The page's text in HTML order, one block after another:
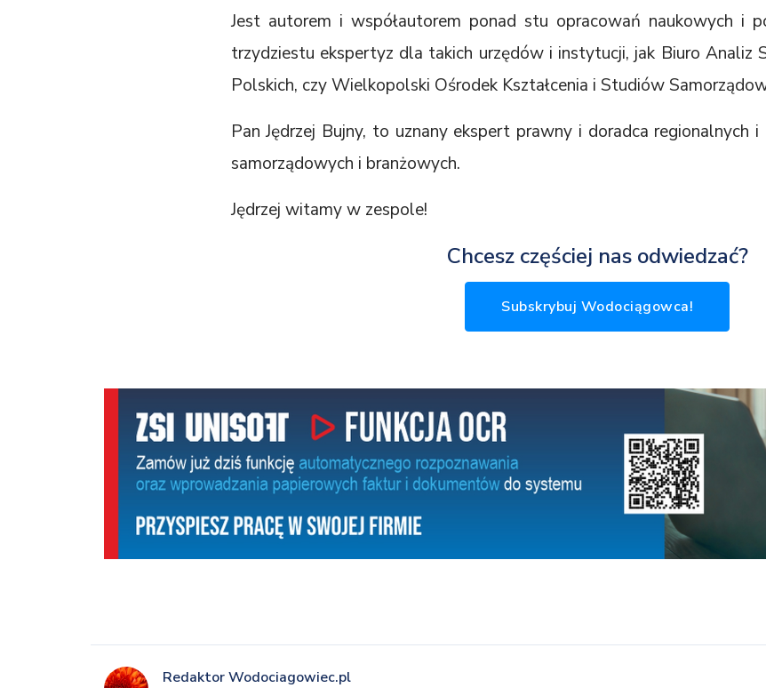
Jest autorem i współautorem ponad stu opracowań naukowych i
trzydziestu ekspertyz dla takich urzędów i instytucji, jak Biuro Analiz
Polskich, czy Wielkopolski Ośrodek Kształcenia i Studiów
Pan Jędrzej Bujny, to uznany ekspert prawny i doradca regionalnych
samorządowych i branżowych.
Jędrzej witamy w zespole!
Chcesz częściej nas odwiedzać?
Subskrybuj Wodociągowca!
Redaktor Wodociagowiec.pl